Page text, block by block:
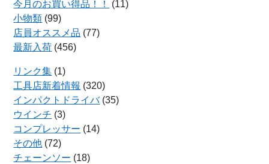
今月のお買い得品！！
(11)
小物類 (99)
店員オススメ品 (77)
最新入荷 (456)
リンク集 (1)
工具店新着情報 (320)
インパクトドライバ(35)
ウインチ (3)
コンプレッサー (14)
その他 (72)
チェーンソー (18)